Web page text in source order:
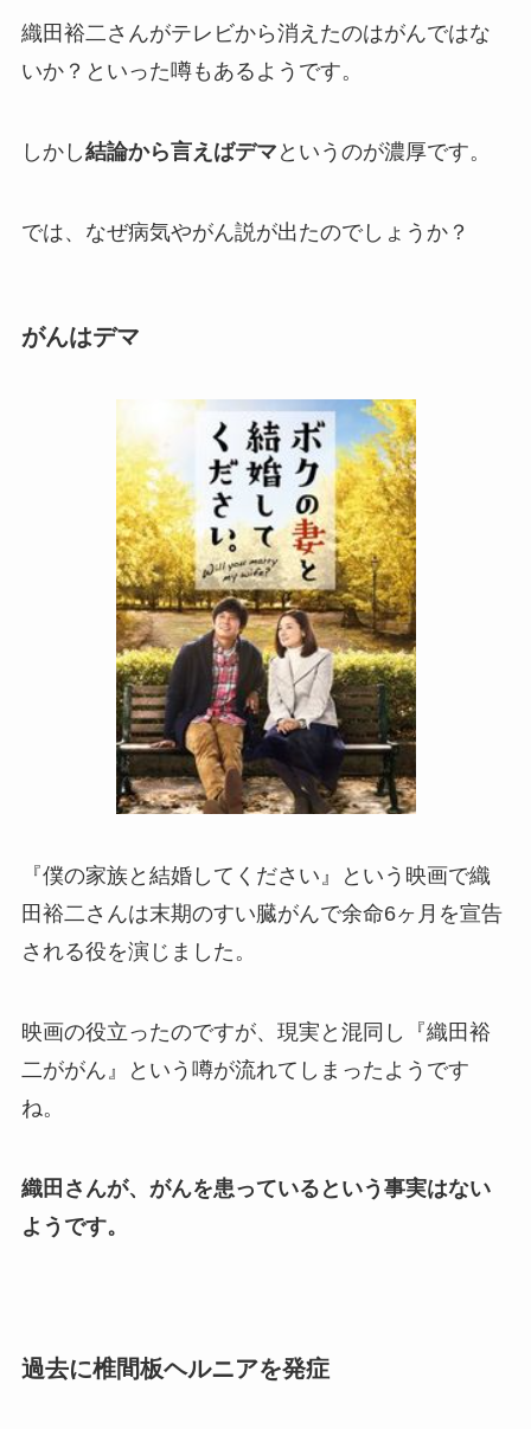
織田裕二さんがテレビから消えたのはがんではな
いか？といった噂もあるようです。
しかし結論から言えばデマ というのが濃厚です。
では、なぜ病気やがん説が出たのでしょうか？
がんはデマ
『僕の家族と結婚してください』という映画で織
田裕二さんは末期のすい臓がんで余命6ヶ月を宣告
される役を演じました。
映画の役立ったのですが、現実と混同し『織田裕
二ががん』という噂が流れてしまったようです
ね。
織田さんが、がんを患っているという事実はない
ようです。
過去に椎間板ヘルニアを発症